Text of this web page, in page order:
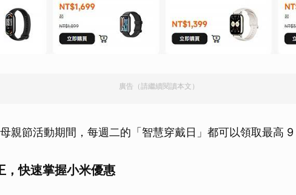
廣告（請繼續閱讀本文）
親節活動期間，每週二的「智慧穿戴日」都可以領取最高 9
，快速掌握小米優惠